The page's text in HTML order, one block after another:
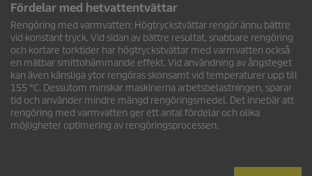
Fördelar med hetvattentvättar
Rengöring med varmvatten: Högtryckstvättar rengör ännu bättre
vid konstant tryck. Vid sidan av bättre resultat, snabbare rengöring
och kortare torktider har högtryckstvättar med varmvatten också
en mätbar smittohämmande effekt. Vid användning av ångsteget
kan även känsliga ytor rengöras skonsamt vid temperaturer upp till
155 °C. Dessutom minskar maskinerna arbetsbelastningen, sparar
tid och använder mindre mängd rengöringsmedel. Det innebär att
rengöring med varmvatten ger ett antal fördelar och olika
möjligheter optimering av rengöringsprocessen.